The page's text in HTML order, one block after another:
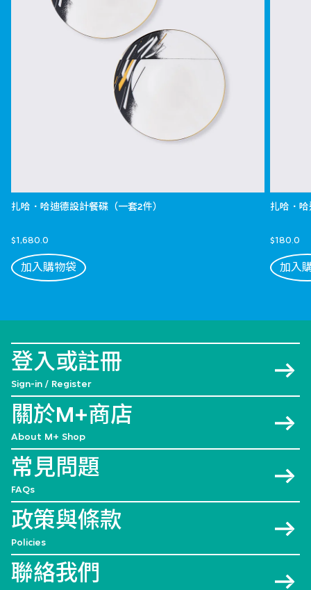
扎哈．哈迪德設計餐碟（一套2件）
$1,680.0
加入購物袋
扎哈．
$180.0
加入
登入或註冊
Sign-in / Register
關於M+商店
About M+ Shop
常見問題
FAQs
政策與條款
Policies
聯絡我們